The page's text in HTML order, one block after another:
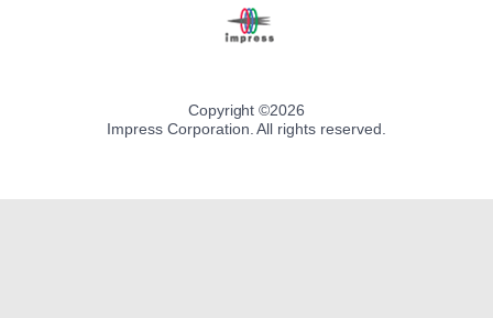
Copyright ©2026
Impress Corporation. All rights reserved.